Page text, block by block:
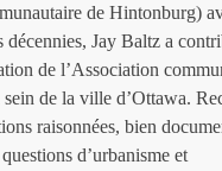
de Hintonburg)
décennies, Jay Baltz a
de l’Association
de la ville d’Ottawa.
raisonnées, bien
d’urbanisme et